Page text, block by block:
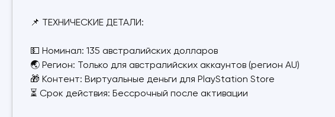
📌 ТЕХНИЧЕСКИЕ ДЕТАЛИ:
💵 Номинал: 135 австралийских долларов
🌏 Регион: Только для австралийских аккаунтов (регион AU)
🎁 Контент: Виртуальные деньги для PlayStation Store
⏳ Срок действия: Бессрочный после активации